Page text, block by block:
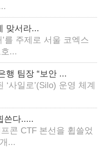
맞서라...
를 주제로 서울 코엑스
...
행 팀장 “보안 ...
사일로’(Silo) 운영 체계
쓴다.....
콘 CTF 본선을 휩쓸었
...